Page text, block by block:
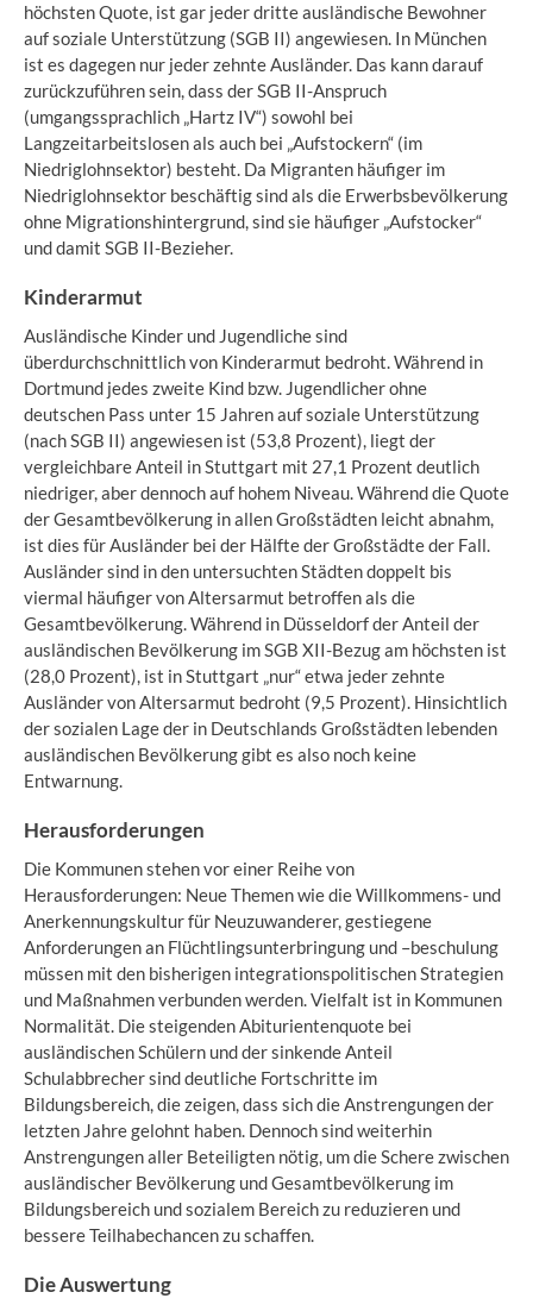
höchsten Quote, ist gar jeder dritte ausländische Bewohner
auf soziale Unterstützung (SGB II) angewiesen. In München
ist es dagegen nur jeder zehnte Ausländer. Das kann darauf
zurückzuführen sein, dass der SGB II-Anspruch
(umgangssprachlich „Hartz IV“) sowohl bei
Langzeitarbeitslosen als auch bei „Aufstockern“ (im
Niedriglohnsektor) besteht. Da Migranten häufiger im
Niedriglohnsektor beschäftig sind als die Erwerbsbevölkerung
ohne Migrationshintergrund, sind sie häufiger „Aufstocker“
und damit SGB II-Bezieher.
Kinderarmut
Ausländische Kinder und Jugendliche sind
überdurchschnittlich von Kinderarmut bedroht. Während in
Dortmund jedes zweite Kind bzw. Jugendlicher ohne
deutschen Pass unter 15 Jahren auf soziale Unterstützung
(nach SGB II) angewiesen ist (53,8 Prozent), liegt der
vergleichbare Anteil in Stuttgart mit 27,1 Prozent deutlich
niedriger, aber dennoch auf hohem Niveau. Während die Quote
der Gesamtbevölkerung in allen Großstädten leicht abnahm,
ist dies für Ausländer bei der Hälfte der Großstädte der Fall.
Ausländer sind in den untersuchten Städten doppelt bis
viermal häufiger von Altersarmut betroffen als die
Gesamtbevölkerung. Während in Düsseldorf der Anteil der
ausländischen Bevölkerung im SGB XII-Bezug am höchsten ist
(28,0 Prozent), ist in Stuttgart „nur“ etwa jeder zehnte
Ausländer von Altersarmut bedroht (9,5 Prozent). Hinsichtlich
der sozialen Lage der in Deutschlands Großstädten lebenden
ausländischen Bevölkerung gibt es also noch keine
Entwarnung.
Herausforderungen
Die Kommunen stehen vor einer Reihe von
Herausforderungen: Neue Themen wie die Willkommens- und
Anerkennungskultur für Neuzuwanderer, gestiegene
Anforderungen an Flüchtlingsunterbringung und –beschulung
müssen mit den bisherigen integrationspolitischen Strategien
und Maßnahmen verbunden werden. Vielfalt ist in Kommunen
Normalität. Die steigenden Abiturientenquote bei
ausländischen Schülern und der sinkende Anteil
Schulabbrecher sind deutliche Fortschritte im
Bildungsbereich, die zeigen, dass sich die Anstrengungen der
letzten Jahre gelohnt haben. Dennoch sind weiterhin
Anstrengungen aller Beteiligten nötig, um die Schere zwischen
ausländischer Bevölkerung und Gesamtbevölkerung im
Bildungsbereich und sozialem Bereich zu reduzieren und
bessere Teilhabechancen zu schaffen.
Die Auswertung